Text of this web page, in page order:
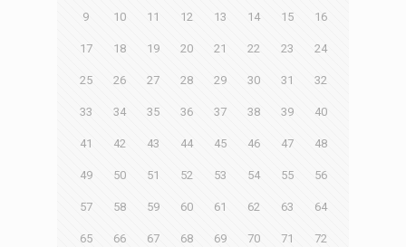
9 10 11 12 13 14 15 16
17 18 19 20 21 22 23 24
25 26 27 28 29 30 31 32
33 34 35 36 37 38 39 40
41 42 43 44 45 46 47 48
49 50 51 52 53 54 55 56
57 58 59 60 61 62 63 64
65 66 67 68 69 70 71 72